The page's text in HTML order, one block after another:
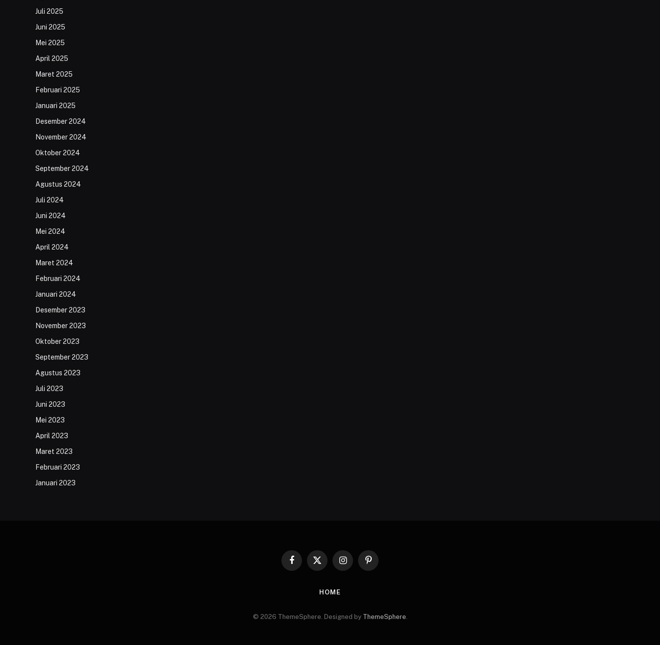
Juli 2025
Juni 2025
Mei 2025
April 2025
Maret 2025
Februari 2025
Januari 2025
Desember 2024
November 2024
Oktober 2024
September 2024
Agustus 2024
Juli 2024
Juni 2024
Mei 2024
April 2024
Maret 2024
Februari 2024
Januari 2024
Desember 2023
November 2023
Oktober 2023
September 2023
Agustus 2023
Juli 2023
Juni 2023
Mei 2023
April 2023
Maret 2023
Februari 2023
Januari 2023
Facebook
X
InstagramPinterest
HOME
© 2026 ThemeSphere. Designed by ThemeSphere.